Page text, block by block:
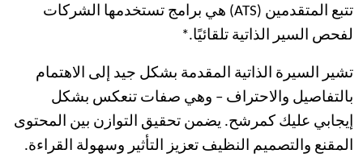
تتبع المتقدمين (ATS) هي برامج تستخدمها الشركات
لفحص السير الذاتية تلقائيًا.*
تشير السيرة الذاتية المقدمة بشكل جيد إلى الاهتمام
بالتفاصيل والاحتراف – وهي صفات تنعكس بشكل
إيجابي عليك كمرشح. يضمن تحقيق التوازن بين المحتوى
المقنع والتصميم النظيف تعزيز التأثير وسهولة القراءة.